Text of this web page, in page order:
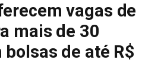
vagas de
mais de 30
de até R$